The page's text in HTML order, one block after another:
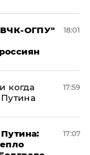
ОГПУ"
18:01
когда
17:59
17:07